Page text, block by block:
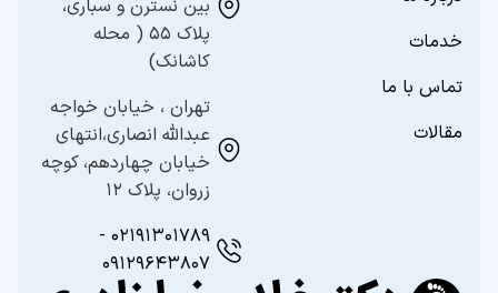
خدمات
تماس با ما
مقالات
بین نسترن و سباری،
پلاک ۵۵ ( محله
کاشانک)
تهران ، خیابان خواجه
عبدالله انصاری،انتهای
خیابان چهاردهم، کوچه
زروان، پلاک ۱۲
۰۲۱۹۱۳۰۱۷۸۹ -
۰۹۱۲۹۶۴۳۸۰۷